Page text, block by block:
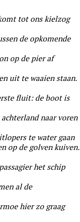
tot ons kielzog
de opkomende
op de pier af
uit te waaien staan.
fluit: de boot is
naar voren
te water gaan
op de golven kuiven.
het schip
al de
hier zo graag